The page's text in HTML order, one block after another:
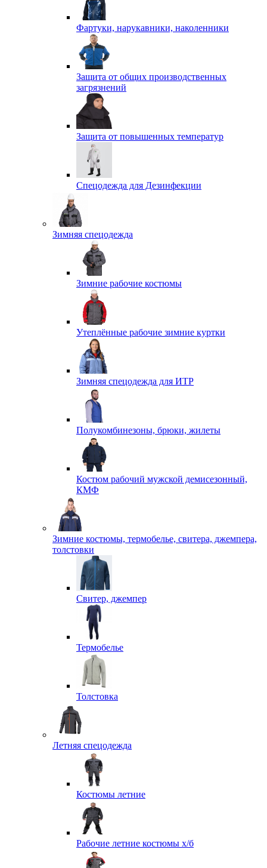
Фартуки, нарукавники, наколенники
Защита от общих производственных
загрязнений
Защита от повышенных температур
Спецодежда для Дезинфекции
Зимняя спецодежда
Зимние рабочие костюмы
Утеплённые рабочие зимние куртки
Зимняя спецодежда для ИТР
Полукомбинезоны, брюки, жилеты
Костюм рабочий мужской демисезонный,
КМФ
Зимние костюмы, термобелье, свитера, джемпера,
толстовки
Свитер, джемпер
Термобелье
Толстовка
Летняя спецодежда
Костюмы летние
Рабочие летние костюмы х/б